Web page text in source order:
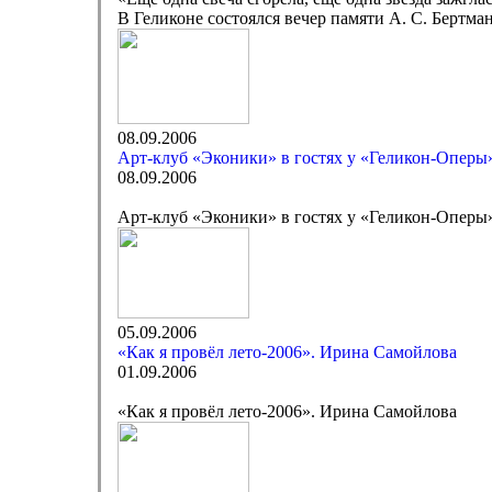
В Геликоне состоялся вечер памяти А. С.
08.09.2006
Арт-клуб «Эконики» в гостях у «Геликон-
08.09.2006
Арт-клуб «Эконики» в гостях у «Геликон-
05.09.2006
«Как я провёл лето-2006». Ирина Самойлова
01.09.2006
«Как я провёл лето-2006». Ирина Самойлова